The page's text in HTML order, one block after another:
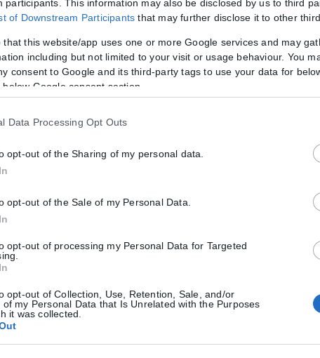
participants. This information may also be disclosed by us to third
of Downstream Participants that may further disclose it to other
that this website/app uses one or more Google services and may
including but not limited to your visit or usage behaviour. You
consent to Google and its third-party tags to use your data for
Google consent section.
Data Processing Opt Outs
opt-out of the Sharing of my personal data.
opt-out of the Sale of my Personal Data.
opt-out of processing my Personal Data for Targeted
opt-out of Collection, Use, Retention, Sale, and/or
of my Personal Data that Is Unrelated with the Purposes
it was collected.
παθόντα)
τηλέφωνα και αυτοσχέδιο μαχαίρι.
στον χώρο εργασίας του θύματος, όπου απείλησαν υπάλληλο
λειτουργεί ως «διαπραγματευτής» στις τηλεφωνικές
περίπτωση, εκβίαση, βία κατά υπαλλήλων, απείθεια,
αντικείμενα θα εξεταστούν εργαστηριακά από τις αρμόδιες